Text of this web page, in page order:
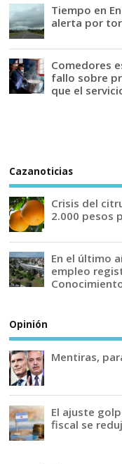
Tiempo en
alerta por
Comedores
fallo sobre
que el
Cazanoticias
Crisis del
2.000 pesos
En el último
empleo
Opinión
Mentiras,
El ajuste
fiscal se